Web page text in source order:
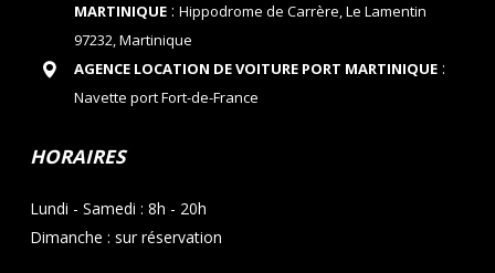
MARTINIQUE: Hippodrome de Carrère, Le Lamentin
97232, Martinique
AGENCE LOCATION DE VOITURE PORT MARTINIQUE:
Navette port Fort-de-France
HORAIRES
Lundi - Samedi : 8h - 20h
Dimanche : sur réservation